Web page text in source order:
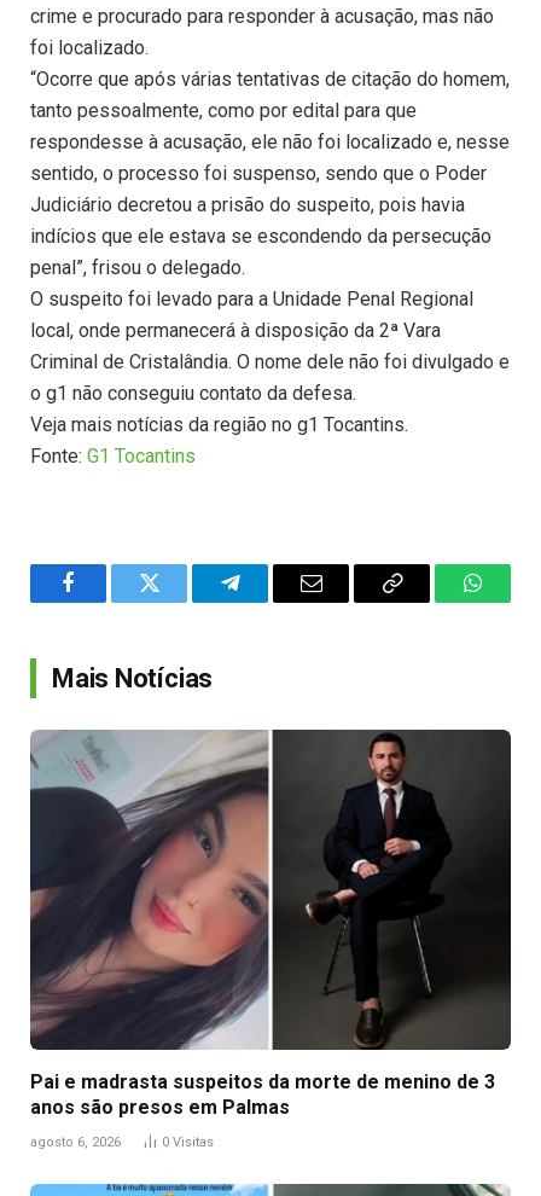
crime e procurado para responder à acusação, mas não
foi localizado.
“Ocorre que após várias tentativas de citação do homem,
tanto pessoalmente, como por edital para que
respondesse à acusação, ele não foi localizado e, nesse
sentido, o processo foi suspenso, sendo que o Poder
Judiciário decretou a prisão do suspeito, pois havia
indícios que ele estava se escondendo da persecução
penal”, frisou o delegado.
O suspeito foi levado para a Unidade Penal Regional
local, onde permanecerá à disposição da 2ª Vara
Criminal de Cristalândia. O nome dele não foi divulgado e
o g1 não conseguiu contato da defesa.
Veja mais notícias da região no g1 Tocantins.
Fonte: G1 Tocantins
FacebookTwitter TelegramEmail
Copy
Mais Notícias
Pai e madrasta suspeitos da morte de menino de 3
anos são presos em Palmas
agosto 6, 2026 0 Visitas